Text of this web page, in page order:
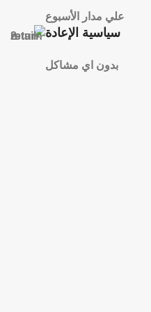
علي مدار الأسبوع
سياسية الإعادة
بدون اي مشاكل